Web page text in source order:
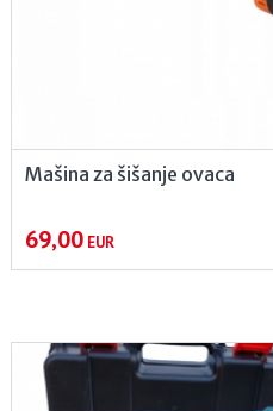
Mašina za šišanje ovaca
69,00EUR